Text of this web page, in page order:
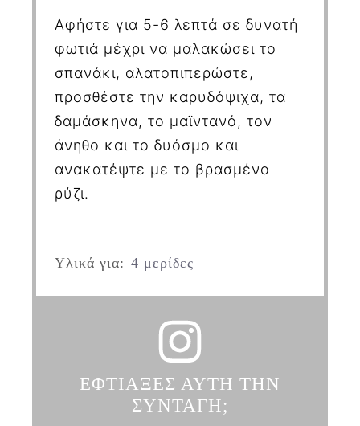
Αφήστε για 5-6 λεπτά σε δυνατή
φωτιά μέχρι να μαλακώσει το
σπανάκι, αλατοπιπερώστε,
προσθέστε την καρυδόψιχα, τα
δαμάσκηνα, το μαϊντανό, τον
άνηθο και το δυόσμο και
ανακατέψτε με το βρασμένο
ρύζι.
Υλικά για: 4 μερίδες
ΕΦΤΙΑΞΕΣ ΑΥΤΗ ΤΗΝ
ΣΥΝΤΑΓΗ;